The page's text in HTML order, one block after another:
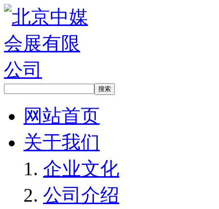
网站首页
关于我们
企业文化
公司介绍